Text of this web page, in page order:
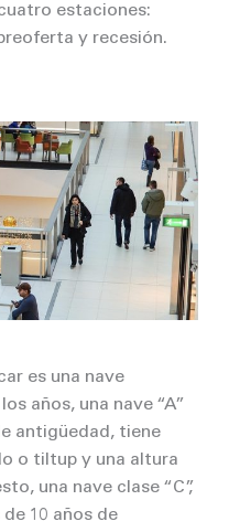
estaciones:
y recesión.
es una nave
años, una nave “A”
antigüedad, tiene
o tiltup y una altura
una nave clase “C”,
10 años de